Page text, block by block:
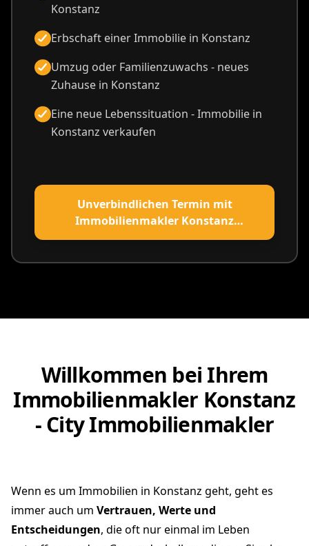
Konstanz
Erbschaft einer Immobilie in Konstanz
Umzug oder Familienzuwachs - neues
Zuhause in Konstanz
Eine neue Lebenssituation - Immobilie in
Konstanz verkaufen
Unverbindlichen Termin mit
Immobilienmakler Konstanz
vereinbaren
Willkommen bei Ihrem
Immobilienmakler Konstanz
- City Immobilienmakler
Wenn es um Immobilien in Konstanz geht, geht es
immer auch um Vertrauen, Werte und
Entscheidungen, die oft nur einmal im Leben